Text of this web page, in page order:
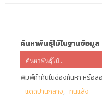
ค้นหาพันธุ์ไม้ในฐานข้อมูล
พิมพ์คำค้นในช่องค้นหา หรือลอ
แดดปานกลาง
ทนแล้ง